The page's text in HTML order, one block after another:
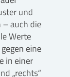
und
auch die
Werte
eine
in einer
„rechts“